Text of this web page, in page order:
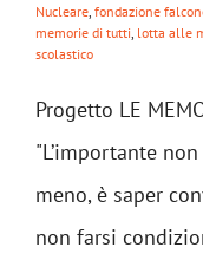
Nucleare fondazione
memorie di tutti lotta alle
scolastico
Progetto LE
"L’importante
meno, è saper
non farsi